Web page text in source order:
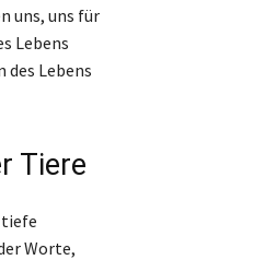
uns, uns für
Lebens
Lebens
Tiere
tiefe
Worte,